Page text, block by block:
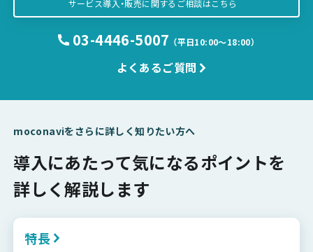
サービス導入・販売に関するご相談はこちら
03-4446-5007 （平日10:00〜18:00）
よくあるご質問
moconaviをさらに詳しく知りたい方へ
導入にあたって気になるポイントを
詳しく解説します
特長